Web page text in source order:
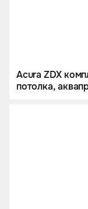
Acura ZDX
потолка,